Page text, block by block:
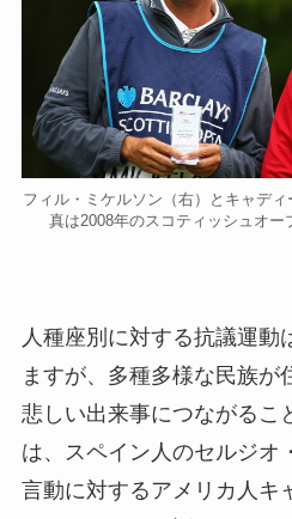
フィル・ミケルソン（右）とキャディ
真は2008年のスコティッシュオ
人種座別に対する抗議運動
ますが、多種多様な民族が
悲しい出来事につながるこ
は、スペイン人のセルジオ
言動に対するアメリカ人キ